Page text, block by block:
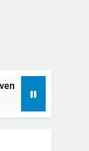
7 Dagen Geleden